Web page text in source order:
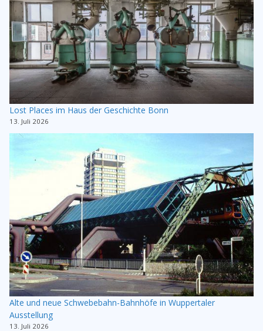
Lost Places im Haus der Geschichte Bonn
13. Juli 2026
Alte und neue Schwebebahn-Bahnhöfe in Wuppertaler
Ausstellung
13. Juli 2026